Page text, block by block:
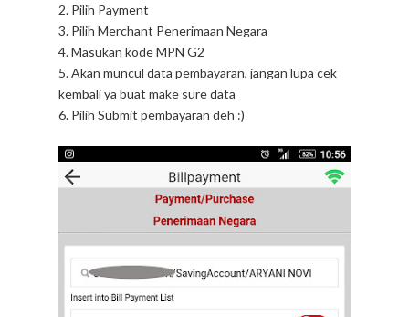
2. Pilih Payment
3. Pilih Merchant Penerimaan Negara
4. Masukan kode MPN G2
5. Akan muncul data pembayaran, jangan lupa cek
kembali ya buat make sure data
6. Pilih Submit pembayaran deh :)